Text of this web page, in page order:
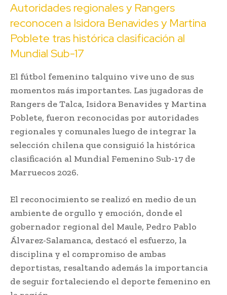
Autoridades regionales y Rangers
reconocen a Isidora Benavides y Martina
Poblete tras histórica clasificación al
Mundial Sub-17
El fútbol femenino talquino vive uno de sus
momentos más importantes. Las jugadoras de
Rangers de Talca, Isidora Benavides y Martina
Poblete, fueron reconocidas por autoridades
regionales y comunales luego de integrar la
selección chilena que consiguió la histórica
clasificación al Mundial Femenino Sub-17 de
Marruecos 2026.
El reconocimiento se realizó en medio de un
ambiente de orgullo y emoción, donde el
gobernador regional del Maule, Pedro Pablo
Álvarez-Salamanca, destacó el esfuerzo, la
disciplina y el compromiso de ambas
deportistas, resaltando además la importancia
de seguir fortaleciendo el deporte femenino en